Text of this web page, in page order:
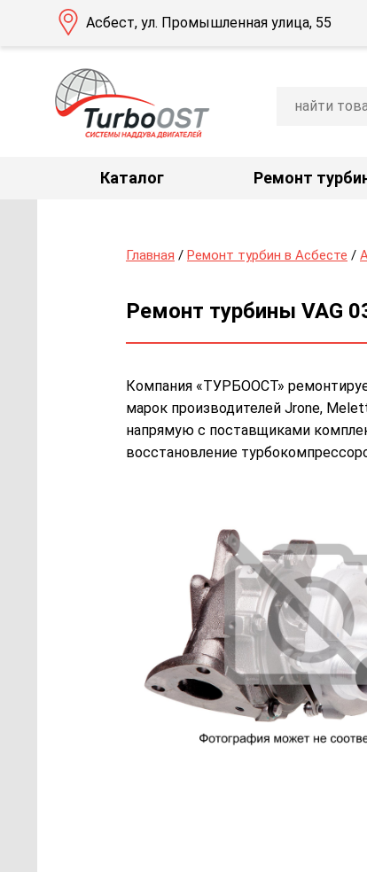
Каталог Ремонт
Асбест, ул. Промышленная улица, 55
Главная / Ремонт турбин в Асбесте /
Ремонт турбины VAG
Компания «ТУРБООСТ»
марок производителей Jrone,
напрямую с поставщиками
восстановление